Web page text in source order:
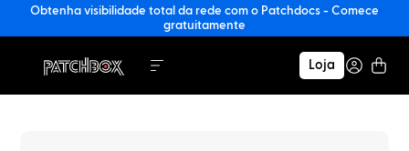
Obtenha visibilidade total da rede com o Patchdocs - Comece
gratuitamente
Loja